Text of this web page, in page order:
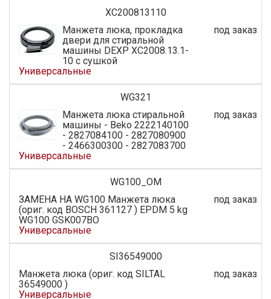
XC200813110
Манжета люка, прокладка
двери для стиральной
машины DEXP XC2008.13.1-
10 с сушкой
Универсальные
под заказ
WG321
Манжета люка стиральной
машины - Beko 2222140100
- 2827084100 - 2827080900
- 2466300300 - 2827083700
Универсальные
под заказ
WG100_OM
ЗАМЕНА НА WG100 Манжета люка
(ориг. код BOSCH 361127 ) EPDM 5 kg
WG100 GSK007BO
Универсальные
под заказ
SI36549000
Манжета люка (ориг. код SILTAL
36549000 )
Универсальные
под заказ